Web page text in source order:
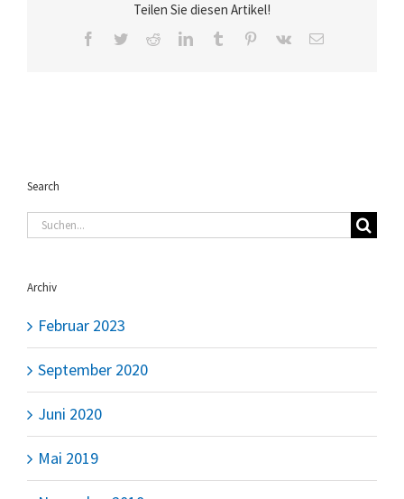
Teilen Sie diesen Artikel!
Facebook
TwitterRedditLinkedInTumblr Pinterest
Vk
E-
Search
Suche
Archiv
Februar 2023
September 2020
Juni 2020
Mai 2019